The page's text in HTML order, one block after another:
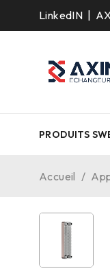
LinkedIN
PRODUITS
Accueil /